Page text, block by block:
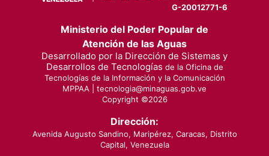
G-20012771-6
Ministerio del Poder Popular de
Atención de las Aguas
Desarrollado por la Dirección de Sistemas y
Desarrollos de Tecnologías de la Oficina de
Tecnologías de la Información y la Comunicación
MPPAA | tecnologia@minaguas.gob.ve
Copyright ©2026
Dirección:
Avenida Augusto Sandino, Maripérez, Caracas, Distrito
Capital, Venezuela